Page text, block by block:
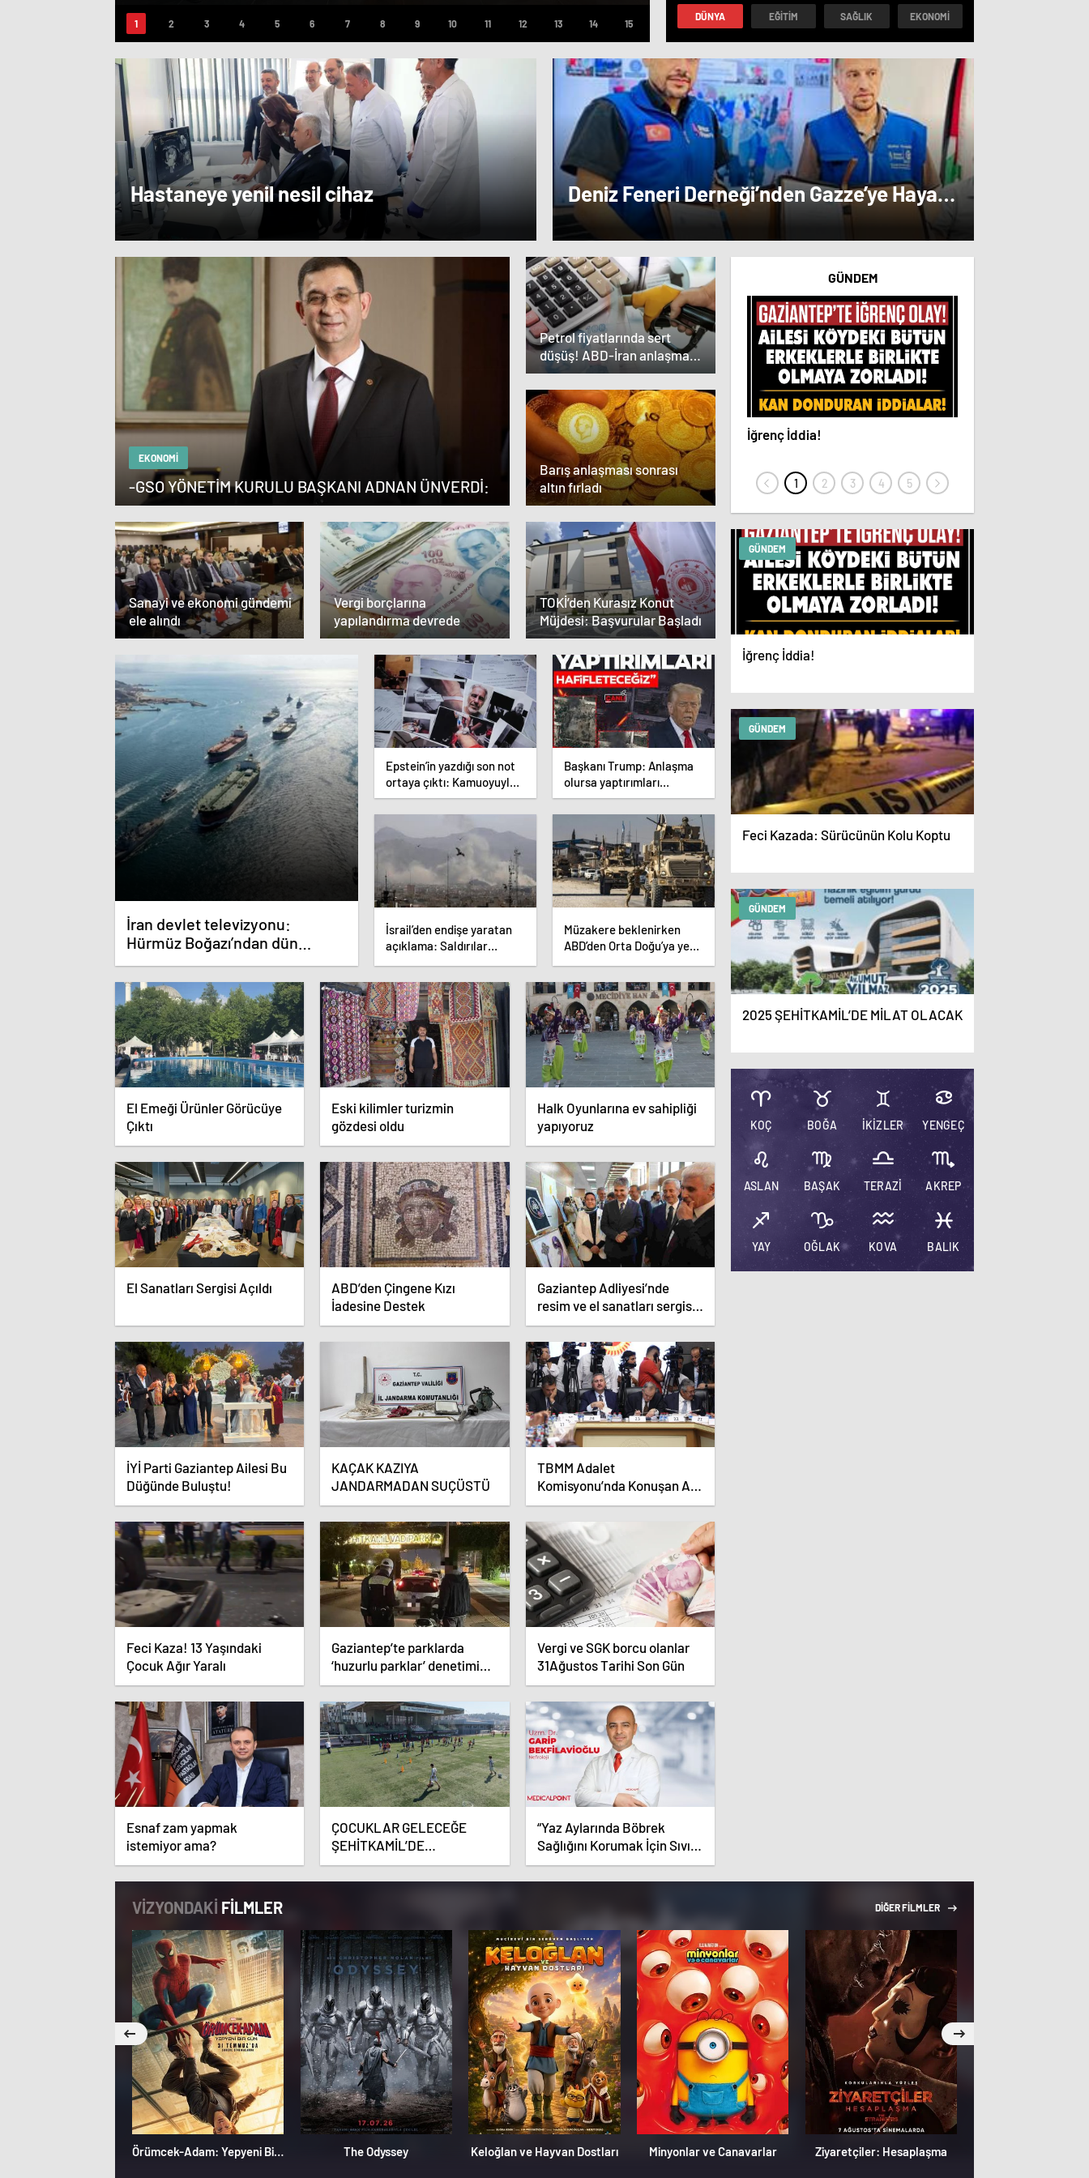
fazla gemi geçiş
yaptı
DÜNYA EĞITIM SAĞLIK EKONOMI
Hastaneye yenil nesil cihaz
Deniz Feneri Derneği’nden Gazze’ye Hayat
Veren Ortaklık…
EKONOMI
-GSO YÖNETİM KURULU BAŞKANI ADNAN ÜNVERDİ:
Sanayi ve ekonomi gündemi
ele alındı
Vergi borçlarına
yapılandırma devrede
Petrol fiyatlarında sert
düşüş! ABD-İran anlaşması
sonrası gözler Hürmüz
Boğazı’nda
Barış anlaşması sonrası
altın fırladı
TOKİ’den Kurasız Konut
Müjdesi: Başvurular Başladı
İran devlet televizyonu:
Hürmüz Boğazı’ndan dün
geceden beri 30’dan fazla gemi
geçiş yaptı
Epstein’in yazdığı son not
ortaya çıktı: Kamuoyuyla
ilk kez paylaşıldı
Başkanı Trump: Anlaşma
olursa yaptırımları
hafifleteceğiz! Aksi
halde…
İsrail’den endişe yaratan
açıklama: Saldırılar
Müzakere beklenirken
ABD’den Orta Doğu’ya yeni
El Emeği Ürünler Görücüye
Çıktı
Eski kilimler turizmin
gözdesi oldu
Halk Oyunlarına ev sahipliği
yapıyoruz
El Sanatları Sergisi Açıldı
ABD’den Çingene Kızı
İadesine Destek
Gaziantep Adliyesi’nde
resim ve el sanatları sergisi
açıldı
İYİ Parti Gaziantep Ailesi Bu
Düğünde Buluştu!
KAÇAK KAZIYA
JANDARMADAN SUÇÜSTÜ
TBMM Adalet
Komisyonu’nda Konuşan AK
Parti Grup Başkanvekili
Abdulhamit Gül: “Kanun
Teklifi Milletimizin Teklifidir”
Feci Kaza! 13 Yaşındaki
Çocuk Ağır Yaralı
Gaziantep’te parklarda
‘huzurlu parklar’ denetimi
yapıldı.
Vergi ve SGK borcu olanlar
31Ağustos Tarihi Son Gün
Esnaf zam yapmak
istemiyor ama?
ÇOCUKLAR GELECEĞE
ŞEHİTKAMİL’DE
HAZIRLANIYOR
“Yaz Aylarında Böbrek
Sağlığını Korumak İçin Sıvı
Tüketimine Dikkat”
GÜNDEM
İğrenç İddia!
GÜNDEM
İğrenç İddia!
GÜNDEM
Feci Kazada: Sürücünün Kolu Koptu
GÜNDEM
2025 ŞEHİTKAMİL’DE MİLAT OLACAK
KOÇ BOĞA İKİZLER YENGEÇ
ASLAN BAŞAK TERAZİ AKREP
YAY OĞLAK KOVA BALIK
VİZYONDAKİ FİLMLER DİĞER FİLMLER
Örümcek-Adam: Yepyeni Bir Gün The Odyssey Keloğlan ve Hayvan Dostları Minyonlar ve Canavarlar Ziyaretçiler: Hesaplaşma